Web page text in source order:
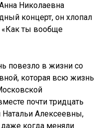
Николаевна
концерт, он хлопал
«Как ты вообще
повезло в жизни со
которая всю жизнь
почти тридцать
Натальи Алексеевны,
даже когда меняли